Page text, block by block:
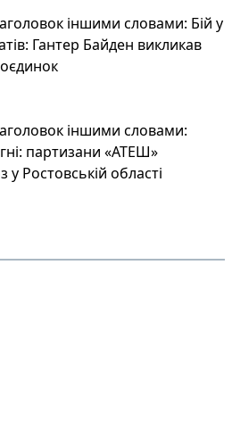
іншими словами: Бій у
Гантер Байден викликав
іншими словами:
партизани «АТЕШ»
Ростовській області